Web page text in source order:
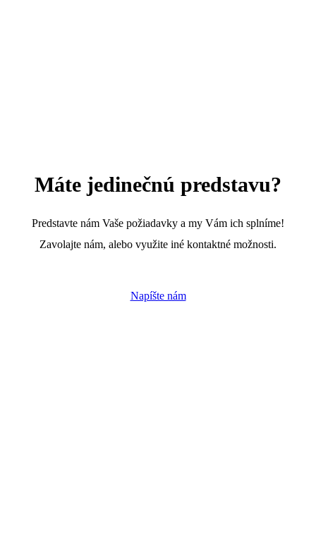
Máte jedinečnú predstavu?
Predstavte nám Vaše požiadavky a my Vám ich splníme!
Zavolajte nám, alebo využite iné kontaktné možnosti.
Napíšte nám